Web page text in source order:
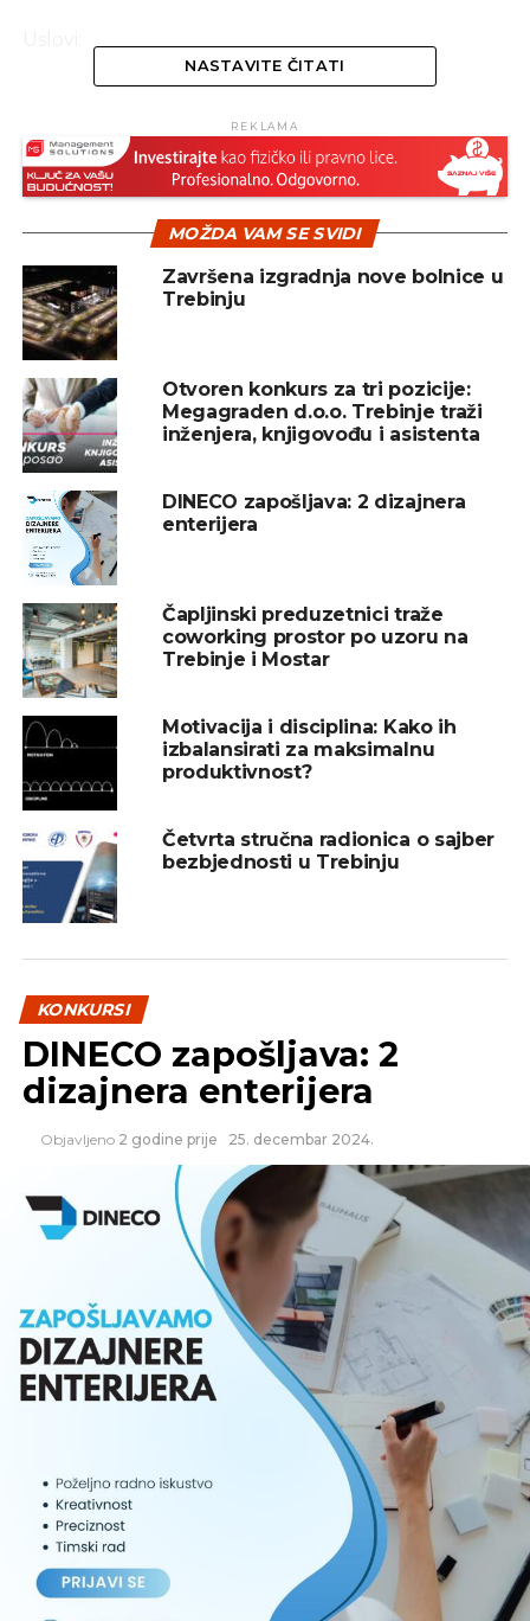
· Najmanje četiri godine radnog iskustva kao stolar
· Organizacione sposobnosti i rad u timu
Opis posla:
· Sklapanje i montaža namještaja u pogonu ili na
terenu
Šef proizvodnog pogona – 1 izvršilac – Trebinje
Uslovi:
REKLAMA
· neophodno radno iskustvo u rukovođenju
proizvodnjom
· diploma inženjera mašinstva ili druge proizvodne
struke
Opis posla:
· praćenje realizacije radnih naloga u zahtjevnom
roku i kvalitetu vodeći računa o ispravnosti i
pravilnoj upotrebi resursa (masine, alati, ljudstvo)
· komunikacija sa tehničkom pripremom oko
rješavanja problema pri procesu proizvodnje
REKLAMA
· usaglašavanje prioriteta sa ostalim sektorima
· podnošenje izvještaja rada nadređenom
rukovodiocu
Lanac snabdijevanja i logistika – 1 izvršilac –
Trebinje
NASTAVITE ČITATI
REKLAMA
MOŽDA VAM SE SVIDI
Završena izgradnja nove bolnice u
Trebinju
Otvoren konkurs za tri pozicije:
Megagraden d.o.o. Trebinje traži
inženjera, knjigovođu i asistenta
DINECO zapošljava: 2 dizajnera
enterijera
Čapljinski preduzetnici traže
coworking prostor po uzoru na
Trebinje i Mostar
Motivacija i disciplina: Kako ih
izbalansirati za maksimalnu
produktivnost?
Četvrta stručna radionica o sajber
bezbjednosti u Trebinju
KONKURSI
DINECO zapošljava: 2
dizajnera enterijera
Objavljeno 2 godine prije 25. decembar 2024.